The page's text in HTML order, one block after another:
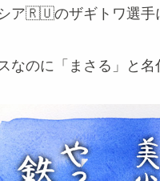
ア🇷🇺のザギトワ選手
なのに「まさる」と